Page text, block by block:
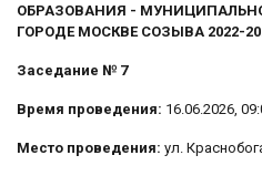
ОБРАЗОВАНИЯ -
ГОРОДЕ МОСКВЕ СОЗЫВА 2022-
Заседание № 7
Время проведения: 16.06.2026,
Место проведения: ул.